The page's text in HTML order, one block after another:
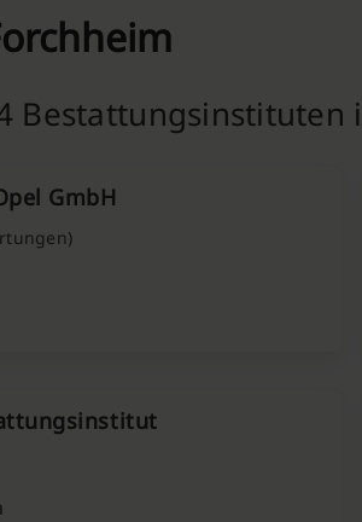
Bestattungsinstituten
GmbH